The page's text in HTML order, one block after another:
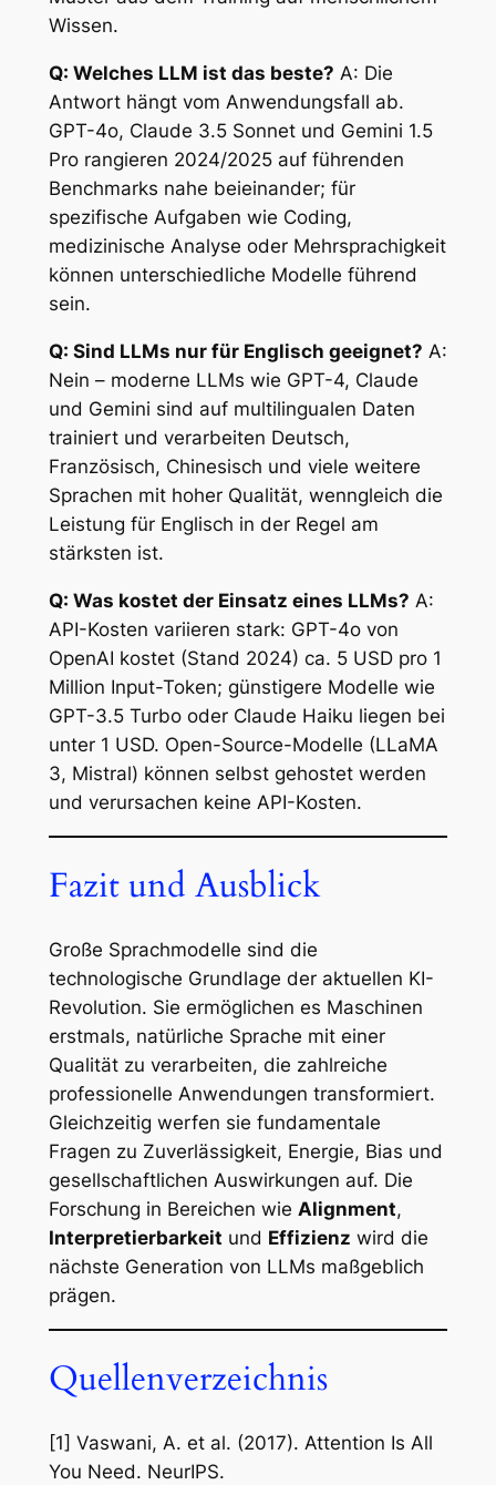
Wissen.
Q: Welches LLM ist das beste? A: Die
Antwort hängt vom Anwendungsfall ab.
GPT-4o, Claude 3.5 Sonnet und Gemini 1.5
Pro rangieren 2024/2025 auf führenden
Benchmarks nahe beieinander; für
spezifische Aufgaben wie Coding,
medizinische Analyse oder Mehrsprachigkeit
können unterschiedliche Modelle führend
sein.
Q: Sind LLMs nur für Englisch geeignet? A:
Nein – moderne LLMs wie GPT-4, Claude
und Gemini sind auf multilingualen Daten
trainiert und verarbeiten Deutsch,
Französisch, Chinesisch und viele weitere
Sprachen mit hoher Qualität, wenngleich die
Leistung für Englisch in der Regel am
stärksten ist.
Q: Was kostet der Einsatz eines LLMs? A:
API-Kosten variieren stark: GPT-4o von
OpenAI kostet (Stand 2024) ca. 5 USD pro 1
Million Input-Token; günstigere Modelle wie
GPT-3.5 Turbo oder Claude Haiku liegen bei
unter 1 USD. Open-Source-Modelle (LLaMA
3, Mistral) können selbst gehostet werden
und verursachen keine API-Kosten.
Fazit und Ausblick
Große Sprachmodelle sind die
technologische Grundlage der aktuellen KI-
Revolution. Sie ermöglichen es Maschinen
erstmals, natürliche Sprache mit einer
Qualität zu verarbeiten, die zahlreiche
professionelle Anwendungen transformiert.
Gleichzeitig werfen sie fundamentale
Fragen zu Zuverlässigkeit, Energie, Bias und
gesellschaftlichen Auswirkungen auf. Die
Forschung in Bereichen wie Alignment,
Interpretierbarkeit und Effizienz wird die
nächste Generation von LLMs maßgeblich
prägen.
Quellenverzeichnis
[1] Vaswani, A. et al. (2017). Attention Is All
You Need. NeurIPS.